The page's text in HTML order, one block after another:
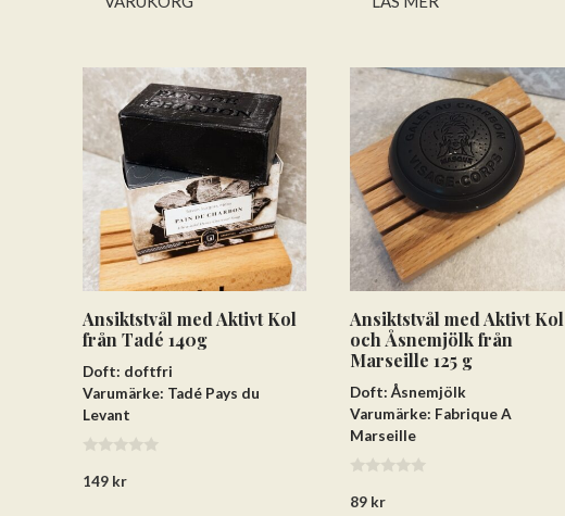
Ansiktstvål med Aktivt Kol
från Tadé 140g
Doft: doftfri
Varumärke: Tadé Pays du
Levant
a
149 kr
Ansiktstvål med Aktivt Kol
och Åsnemjölk från
Marseille 125 g
Doft: Åsnemjölk
Varumärke: Fabrique A
Marseille
a
89 kr